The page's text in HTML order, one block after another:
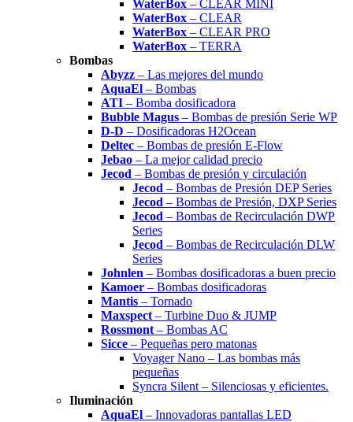
WaterBox – CLEAR MINI
WaterBox – CLEAR
WaterBox – CLEAR PRO
WaterBox – TERRA
Bombas
Abyzz – Las mejores del mundo
AquaEl – Bombas
ATI – Bomba dosificadora
Bubble Magus – Bombas de presión Serie WP
D-D – Dosificadoras H2Ocean
Deltec – Bombas de presión E-Flow
Jebao – La mejor calidad precio
Jecod – Bombas de presión y circulación
Jecod – Bombas de Presión DEP Series
Jecod – Bombas de Presión, DXP Series
Jecod – Bombas de Recirculación DWP
Series
Jecod – Bombas de Recirculación DLW
Series
Johnlen – Bombas dosificadoras a buen precio
Kamoer – Bombas dosificadoras
Mantis – Tornado
Maxspect – Turbine Duo & JUMP
Rossmont – Bombas AC
Sicce – Pequeñas pero matonas
Voyager Nano – Las bombas más
pequeñas
Syncra Silent – Silenciosas y eficientes.
Iluminación
AquaEl – Innovadoras pantallas LED